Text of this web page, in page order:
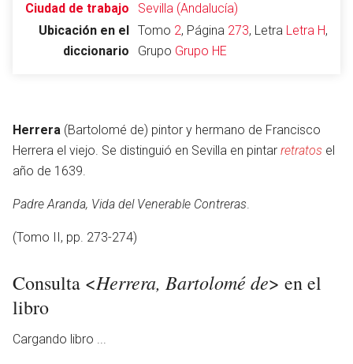
Leer
Ciudad de trabajo
Sevilla (Andalucía)
Ubicación en el
diccionario
Tomo 2, Página 273, Letra Letra H,
Grupo Grupo HE
Herrera (Bartolomé de) pintor y hermano de Francisco
Herrera el viejo. Se distinguió en Sevilla en pintar retratos el
año de 1639.
Padre Aranda, Vida del Venerable Contreras.
(Tomo II, pp. 273-274)
Consulta <Herrera, Bartolomé de> en el
libro
Cargando libro ...